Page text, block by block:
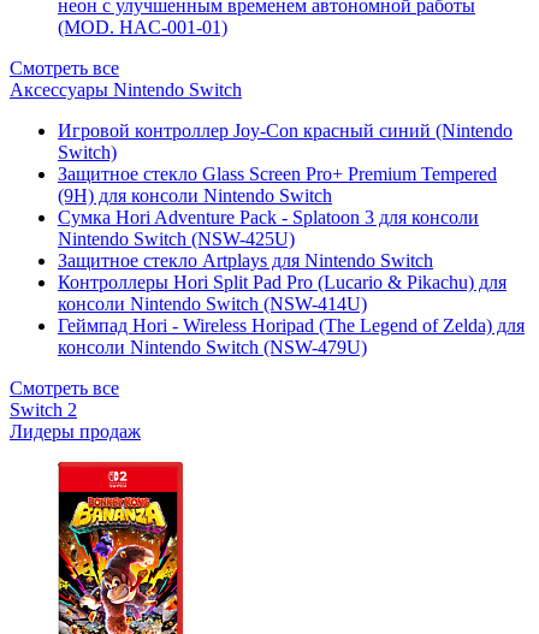
неон с улучшенным временем автономной работы
(MOD. HAC-001-01)
Смотреть все
Аксессуары Nintendo Switch
Игровой контроллер Joy-Con красный синий (Nintendo
Switch)
Защитное стекло Glass Screen Pro+ Premium Tempered
(9H) для консоли Nintendo Switch
Сумка Hori Adventure Pack - Splatoon 3 для консоли
Nintendo Switch (NSW-425U)
Защитное стекло Artplays для Nintendo Switch
Контроллеры Hori Split Pad Pro (Lucario & Pikachu) для
консоли Nintendo Switch (NSW-414U)
Геймпад Hori - Wireless Horipad (The Legend of Zelda) для
консоли Nintendo Switch (NSW-479U)
Смотреть все
Switch 2
Лидеры продаж